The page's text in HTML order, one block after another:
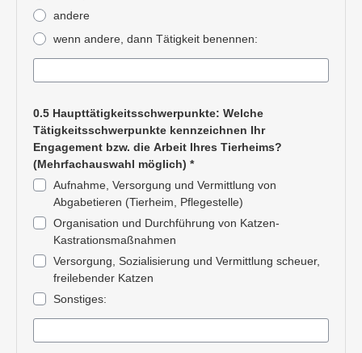
andere
wenn andere, dann Tätigkeit benennen:
0.5 Haupttätigkeitsschwerpunkte: Welche
Tätigkeitsschwerpunkte kennzeichnen Ihr
Engagement bzw. die Arbeit Ihres Tierheims?
(Mehrfachauswahl möglich) *
Aufnahme, Versorgung und Vermittlung von
Abgabetieren (Tierheim, Pflegestelle)
Organisation und Durchführung von Katzen-
Kastrationsmaßnahmen
Versorgung, Sozialisierung und Vermittlung scheuer,
freilebender Katzen
Sonstiges: